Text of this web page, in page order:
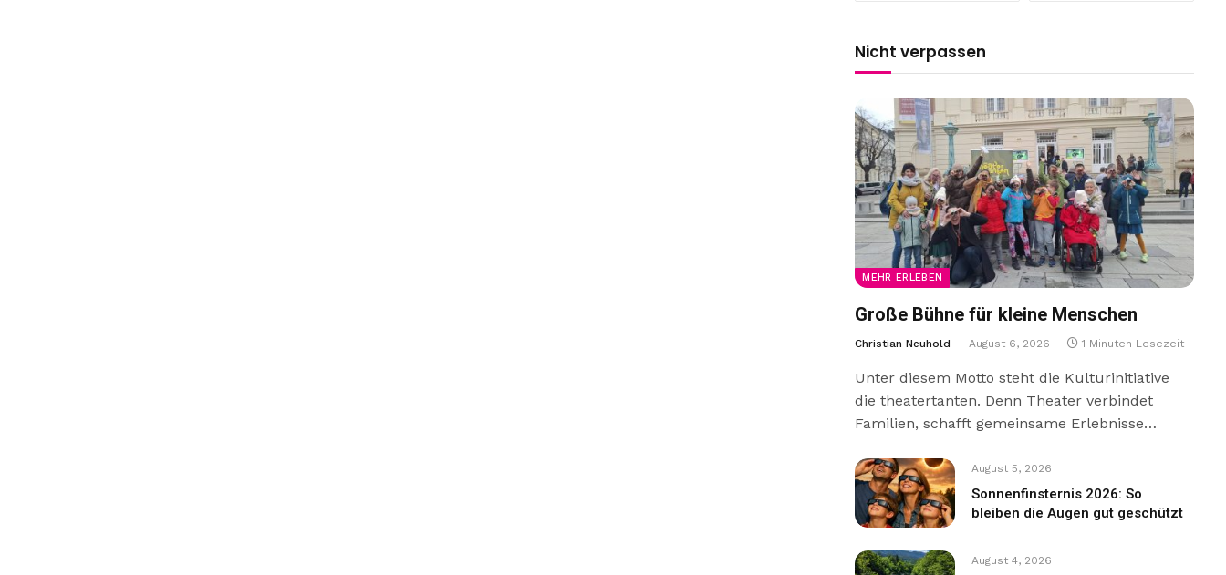
Nicht verpassen
MEHR ERLEBEN
Große Bühne für kleine Menschen
Christian Neuhold August 6, 2026 1 Minuten Lesezeit
Unter diesem Motto steht die Kulturinitiative
die theatertanten. Denn Theater verbindet
Familien, schafft gemeinsame Erlebnisse…
August 5, 2026
Sonnenfinsternis 2026: So
bleiben die Augen gut geschützt
August 4, 2026